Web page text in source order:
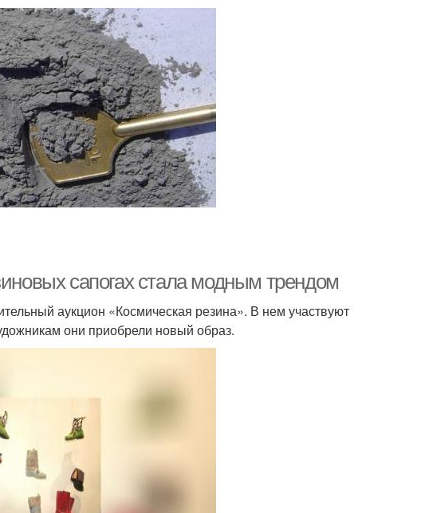
сапогах стала модным трендом
аукцион «Космическая резина». В нем участвуют
они приобрели новый образ.